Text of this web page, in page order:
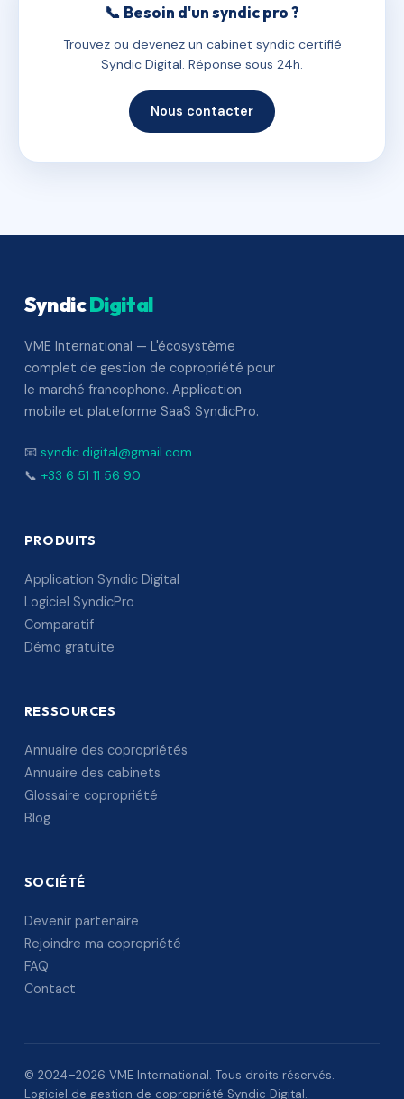
📞 Besoin d'un syndic pro ?
Trouvez ou devenez un cabinet syndic certifié
Syndic Digital. Réponse sous 24h.
Nous contacter
SyndicDigital
VME International — L'écosystème
complet de gestion de copropriété pour
le marché francophone. Application
mobile et plateforme SaaS SyndicPro.
📧 syndic.digital@gmail.com
📞 +33 6 51 11 56 90
PRODUITS
Application Syndic Digital
Logiciel SyndicPro
Comparatif
Démo gratuite
RESSOURCES
Annuaire des copropriétés
Annuaire des cabinets
Glossaire copropriété
Blog
SOCIÉTÉ
Devenir partenaire
Rejoindre ma copropriété
FAQ
Contact
© 2024–2026 VME International. Tous droits réservés.
Logiciel de gestion de copropriété Syndic Digital.